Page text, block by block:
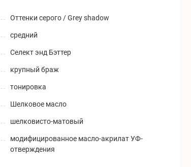
Оттенки серого / Grey shadow
средний
Селект энд Бэттер
крупный браж
тонировка
Шелковое масло
шелковисто-матовый
модифицированное масло-акрилат УФ-
отверждения